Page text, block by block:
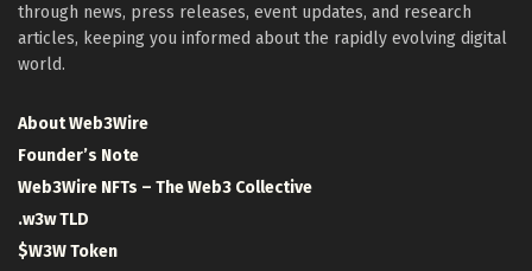
through news, press releases, event updates, and research
articles, keeping you informed about the rapidly evolving digital
world.
About Web3Wire
Founder’s Note
Web3Wire NFTs – The Web3 Collective
.w3w TLD
$W3W Token